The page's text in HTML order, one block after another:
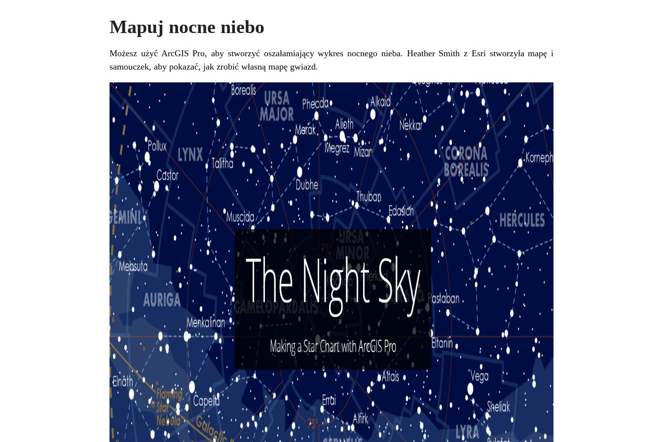
Mapuj nocne niebo
Możesz użyć ArcGIS Pro, aby stworzyć oszałamiający wykres nocnego nieba. Heather Smith z Esri stworzyła mapę i
samouczek, aby pokazać, jak zrobić własną mapę gwiazd.